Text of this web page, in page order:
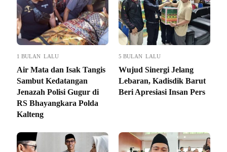
1 BULAN LALU
Air Mata dan Isak Tangis
Sambut Kedatangan
Jenazah Polisi Gugur di
RS Bhayangkara Polda
Kalteng
5 BULAN LALU
Wujud Sinergi Jelang
Lebaran, Kadisdik Barut
Beri Apresiasi Insan Pers